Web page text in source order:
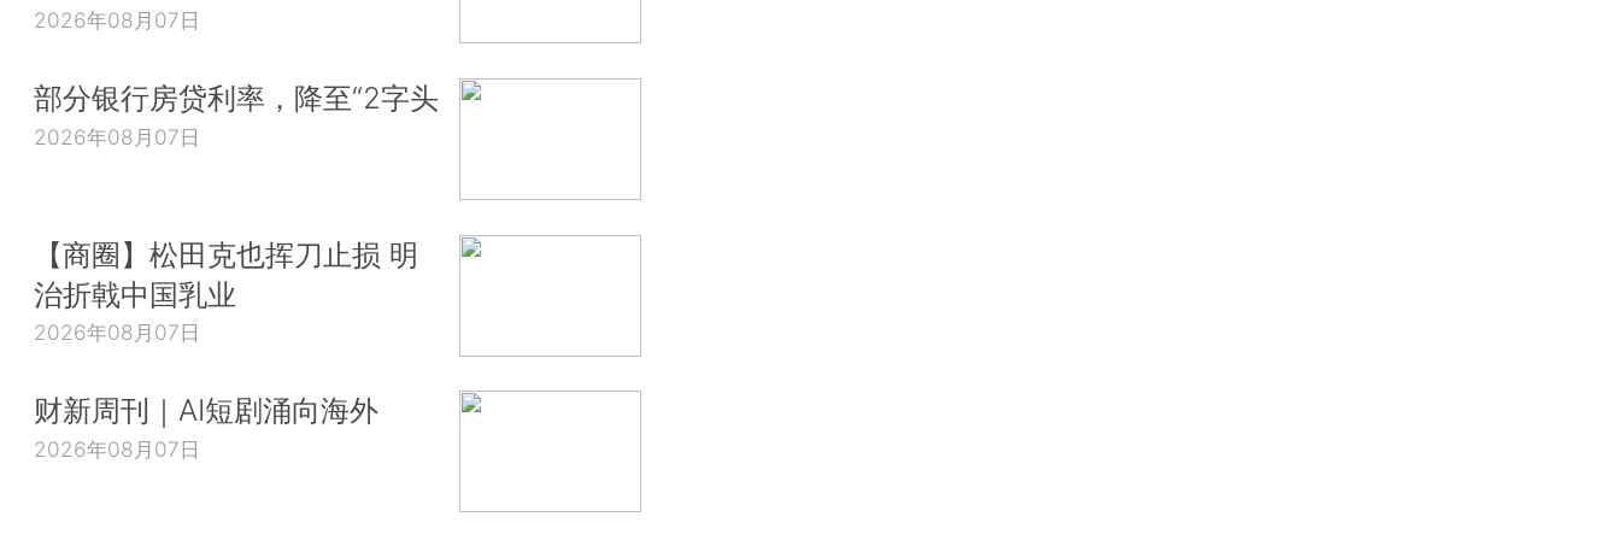
2026年08月07日
部分银行房贷利率，降至“2字头
2026年08月07日
【商圈】松田克也挥刀止损 明
治折戟中国乳业
2026年08月07日
财新周刊｜AI短剧涌向海外
2026年08月07日